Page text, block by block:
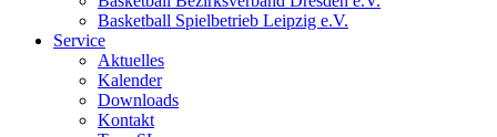
Basketball Spielbetrieb Leipzig e.V.
Service
Aktuelles
Kalender
Downloads
Kontakt